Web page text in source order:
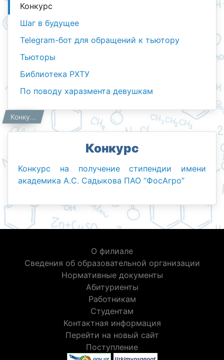
Конкурс
Шаг в будущее
Telegram-бот для обращений к тьютору
Тьюторы
Библиотека РХТУ
По поводу харазмента девушкам
Главная
Студентам Конкурс
Конкурс
Конкурс на получение стипендии имени
академика А.С. Садыкова ПАО “ФосАгро”
О филиале
Сведения об образовательной организации
Нормативные документы
Абитуриенты
Работникам
Студентам
Контактная информация
Перейти на новый сайт
Поступление